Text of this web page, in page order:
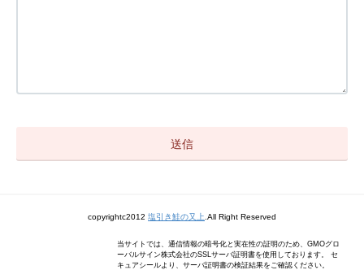
copyrightc2012 塩引き鮭の又上 .All Right Reserved
当サイトでは、通信情報の暗号化と実在性の証明のため、GMOグロ
ーバルサイン株式会社のSSLサーバ証明書を使用しております。 セ
キュアシールより、サーバ証明書の検証結果をご確認ください。